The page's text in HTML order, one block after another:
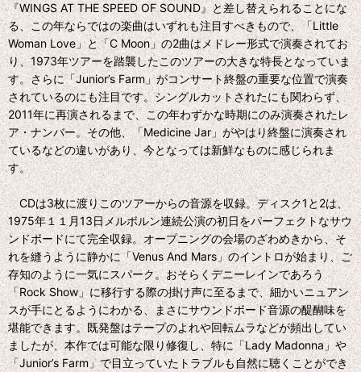
『WINGS AT THE SPEED OF SOUND』と差し替えられることにな
る、この年ならではの楽曲はいずれも注目すべきもので、「Little
Woman Love」と「C Moon」の2曲はメドレー形式で演奏されてお
り、1973年ツアーを踏襲したこのツアーの大きな特長となっていま
す。さらに「Junior’s Farm」がコンサート終盤の重要な位置で演奏
されているのにも注目です。シングルカットされたにも関わらず、
2011年に再演されるまで、この年わずかな時期にのみ演奏されたレ
ア・ナンバー。その他、「Medicine Jar」がやはり終盤に演奏され
ているなどの違いがあり、今となっては新鮮なものに感じられま
す。
CDは3枚に渡りこのツアーからの音源を収録。ディスク1と2は、
1975年１１月13日メルボルン連続公演の初日をパーフェクトなサウ
ンドボードにて完全収録。オープニングの会場のざわめきから、そ
れを縫うように静かに「Venus And Mars」のイントロが始まり、ご
存知のように一気にスパーク。おそらくデニーレインであろう
「Rock Show」に移行する際の掛け声に至るまで、細かいニュアン
スが手にとるようにわかる、まさにサウンドボード音源の醍醐味を
堪能できます。既発盤はテープのよれや回転ムラなどが頻出してい
ましたが、本作では可能な限り修復し、特に「Lady Madonna」や
「Junior’s Farm」で目立っていたトラブルも自然に聴くことができ